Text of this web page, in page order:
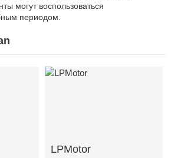
могут воспользоваться
периодом.
LPMotor